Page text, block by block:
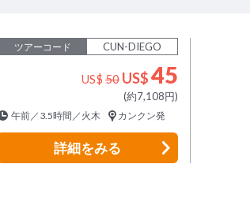
ツアーコード CUN-DIEGO
US$ 50 US$45
(約7,108円)
午前／3.5時間／火木 カンクン発
詳細をみる